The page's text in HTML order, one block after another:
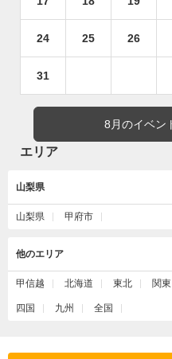
24 25 26
31
8月のイベン
エリア
山梨県
山梨県 甲府市
他のエリア
甲信越 北海道 東北 関東
四国 九州 全国